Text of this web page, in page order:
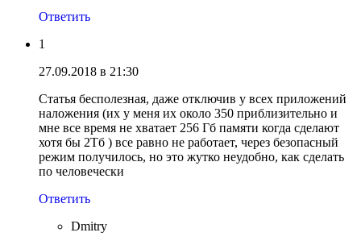
Ответить
1
27.09.2018 в 21:30
Статья бесполезная, даже отключив у всех приложений
наложения (их у меня их около 350 приблизительно и
мне все время не хватает 256 Гб памяти когда сделают
хотя бы 2Тб ) все равно не работает, через безопасный
режим получилось, но это жутко неудобно, как сделать
по человечески
Ответить
Dmitry